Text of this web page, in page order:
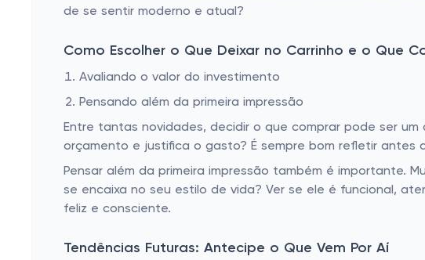
de se sentir moderno e atual?
Como Escolher o Que Deixar no Carrinho e o Que
Avaliando o valor do investimento
Pensando além da primeira impressão
Entre tantas novidades, decidir o que comprar pode ser
orçamento e justifica o gasto? É sempre bom refletir antes
Pensar além da primeira impressão também é importante.
se encaixa no seu estilo de vida? Ver se ele é funcional,
feliz e consciente.
Tendências Futuras: Antecipe o Que Vem Por Aí